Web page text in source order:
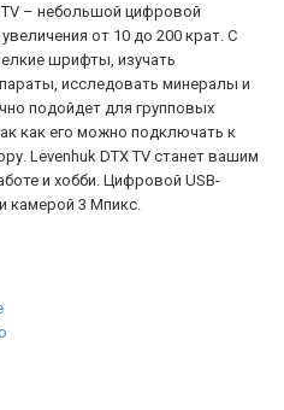
– небольшой цифровой
от 10 до 200 крат. С
шрифты, изучать
исследовать минералы и
подойдет для групповых
как его можно подключать к
Levenhuk DTX TV станет вашим
и хобби. Цифровой USB-
камерой 3 Мпикс.